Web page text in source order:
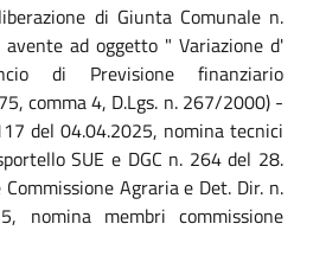
di Giunta Comunale n.
ad oggetto " Variazione d'
di Previsione finanziario
comma 4, D.Lgs. n. 267/2000) -
del 04.04.2025, nomina tecnici
SUE e DGC n. 264 del 28.
Agraria e Det. Dir. n.
nomina membri commissione